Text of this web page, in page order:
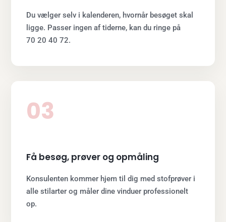
Du vælger selv i kalenderen, hvornår besøget skal
ligge. Passer ingen af tiderne, kan du ringe på
70 20 40 72.
03
Få besøg, prøver og opmåling
Konsulenten kommer hjem til dig med stofprøver i
alle stilarter og måler dine vinduer professionelt
op.